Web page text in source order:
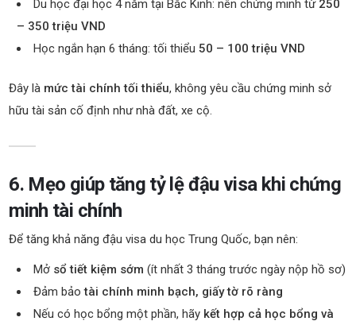
Du học đại học 4 năm tại Bắc Kinh: nên chứng minh từ 250
– 350 triệu VND
Học ngắn hạn 6 tháng: tối thiểu50 – 100 triệu VND
Đây là mức tài chính tối thiểu, không yêu cầu chứng minh sở
hữu tài sản cố định như nhà đất, xe cộ.
6. Mẹo giúp tăng tỷ lệ đậu visa khi chứng
minh tài chính
Để tăng khả năng đậu visa du học Trung Quốc, bạn nên:
Mở sổ tiết kiệm sớm (ít nhất 3 tháng trước ngày nộp hồ sơ)
Đảm bảotài chính minh bạch, giấy tờ rõ ràng
Nếu có học bổng một phần, hãy kết hợp cả học bổng và